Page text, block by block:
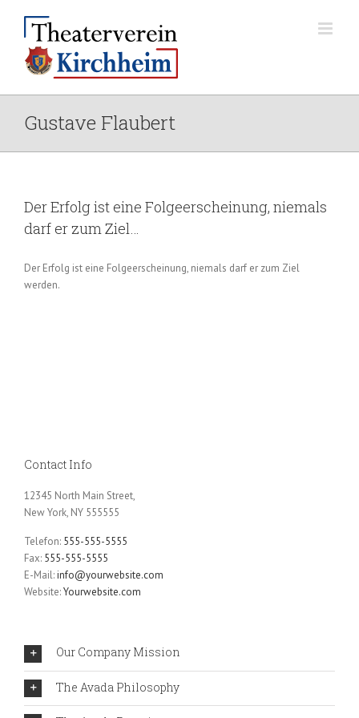
springen
Gustave Flaubert
Der Erfolg ist eine Folgeerscheinung, niemals
darf er zum Ziel…
Der Erfolg ist eine Folgeerscheinung, niemals darf er zum Ziel
werden.
Contact Info
12345 North Main Street,
New York, NY 555555
Telefon: 555-555-5555
Fax: 555-555-5555
E-Mail:info@yourwebsite.com
Website:Yourwebsite.com
Our Company Mission
The Avada Philosophy